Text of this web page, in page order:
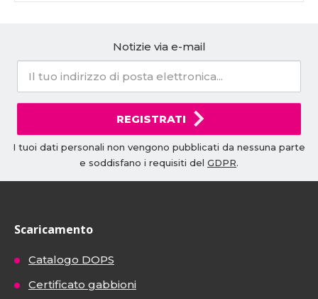
Notizie via e-mail
REGISTRATI
I tuoi dati personali non vengono pubblicati da nessuna parte
e soddisfano i requisiti del GDPR.
Scaricamento
Catalogo DOPS
Certificato gabbioni